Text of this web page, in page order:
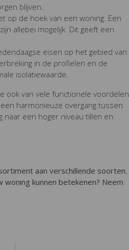
blijven.
op de hoek van een woning. Een
allebei mogelijk. Dit geeft een
eisen op het gebied van
in de profielen en de
isolatiewaarde.
ook van vele functionele
harmonieuze overgang tussen
naar een hoger niveau tillen en
aan verschillende soorten.
kunnen betekenen? Neem